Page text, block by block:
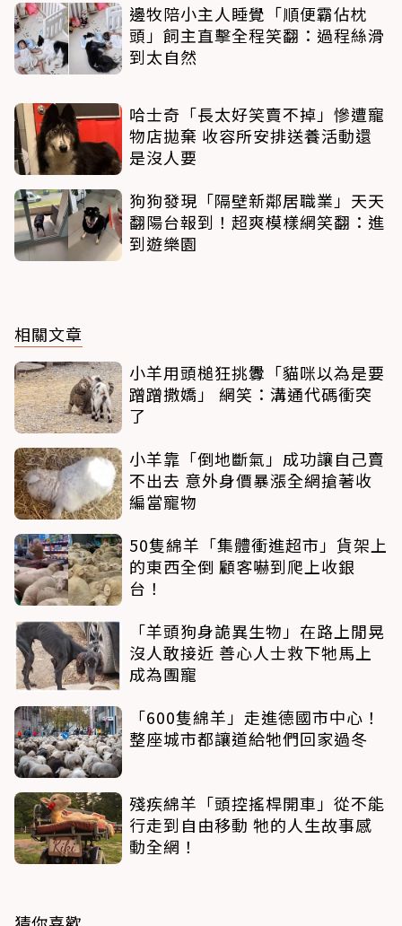
邊牧陪小主人睡覺「順便霸佔枕
頭」飼主直擊全程笑翻：過程絲滑
到太自然
哈士奇「長太好笑賣不掉」慘遭寵
物店拋棄 收容所安排送養活動還
是沒人要
狗狗發現「隔壁新鄰居職業」天天
翻陽台報到！超爽模樣網笑翻：進
到遊樂園
相關文章
小羊用頭槌狂挑釁「貓咪以為是要
蹭蹭撒嬌」 網笑：溝通代碼衝突
了
小羊靠「倒地斷氣」成功讓自己賣
不出去 意外身價暴漲全網搶著收
編當寵物
50隻綿羊「集體衝進超市」貨架上
的東西全倒 顧客嚇到爬上收銀
台！
「羊頭狗身詭異生物」在路上閒晃
沒人敢接近 善心人士救下牠馬上
成為團寵
「600隻綿羊」走進德國市中心！
整座城市都讓道給牠們回家過冬
殘疾綿羊「頭控搖桿開車」從不能
行走到自由移動 牠的人生故事感
動全網！